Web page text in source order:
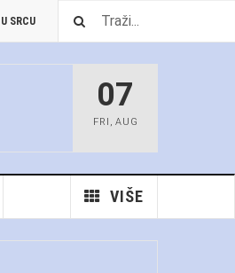
SRCU PREUZIMANJA
07
FRI , AUG
VIŠE